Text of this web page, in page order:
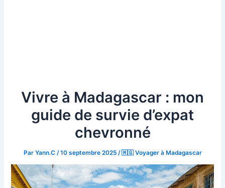
Vivre à Madagascar : mon
guide de survie d’expat
chevronné
Par Yann.C /10 septembre 2025 /🇲🇬 Voyager à Madagascar